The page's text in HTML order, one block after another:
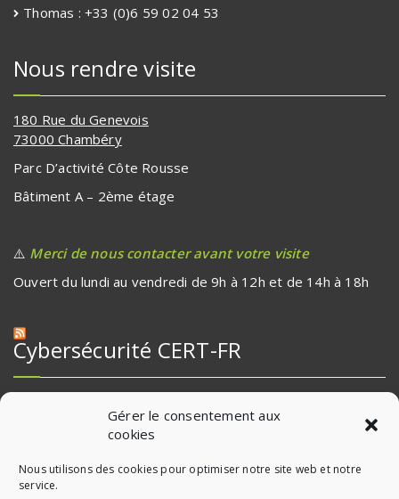
Gérer le consentement aux
cookies
Nous utilisons des cookies pour optimiser notre site web et notre
service.
Thomas : +33 (0)6 59 02 04 53
Nous rendre visite
180 Rue du Genevois
73000 Chambéry
Parc D’activité Côte Rousse
Bâtiment A – 2ème étage
⚠️ Merci de nous contacter avant votre visite
Ouvert du lundi au vendredi de 9h à 12h et de 14h à 18h
Cybersécurité CERT-FR
Multiples vulnérabilités dans KeyCloak (06 août 2026)
Multiples vulnérabilités dans les produits Wallix (06 août
Multiples vulnérabilités dans les produits Nextcloud (06